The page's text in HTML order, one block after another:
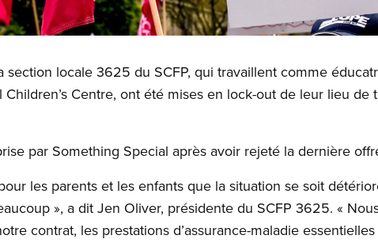
section locale 3625 du SCFP, qui travaillent comme
Centre, ont été mises en lock-out de leur lieu de
par Something Special après avoir rejeté la dernière
les parents et les enfants que la situation se soit
», a dit Jen Oliver, présidente du SCFP 3625. «
contrat, les prestations d’assurance-maladie